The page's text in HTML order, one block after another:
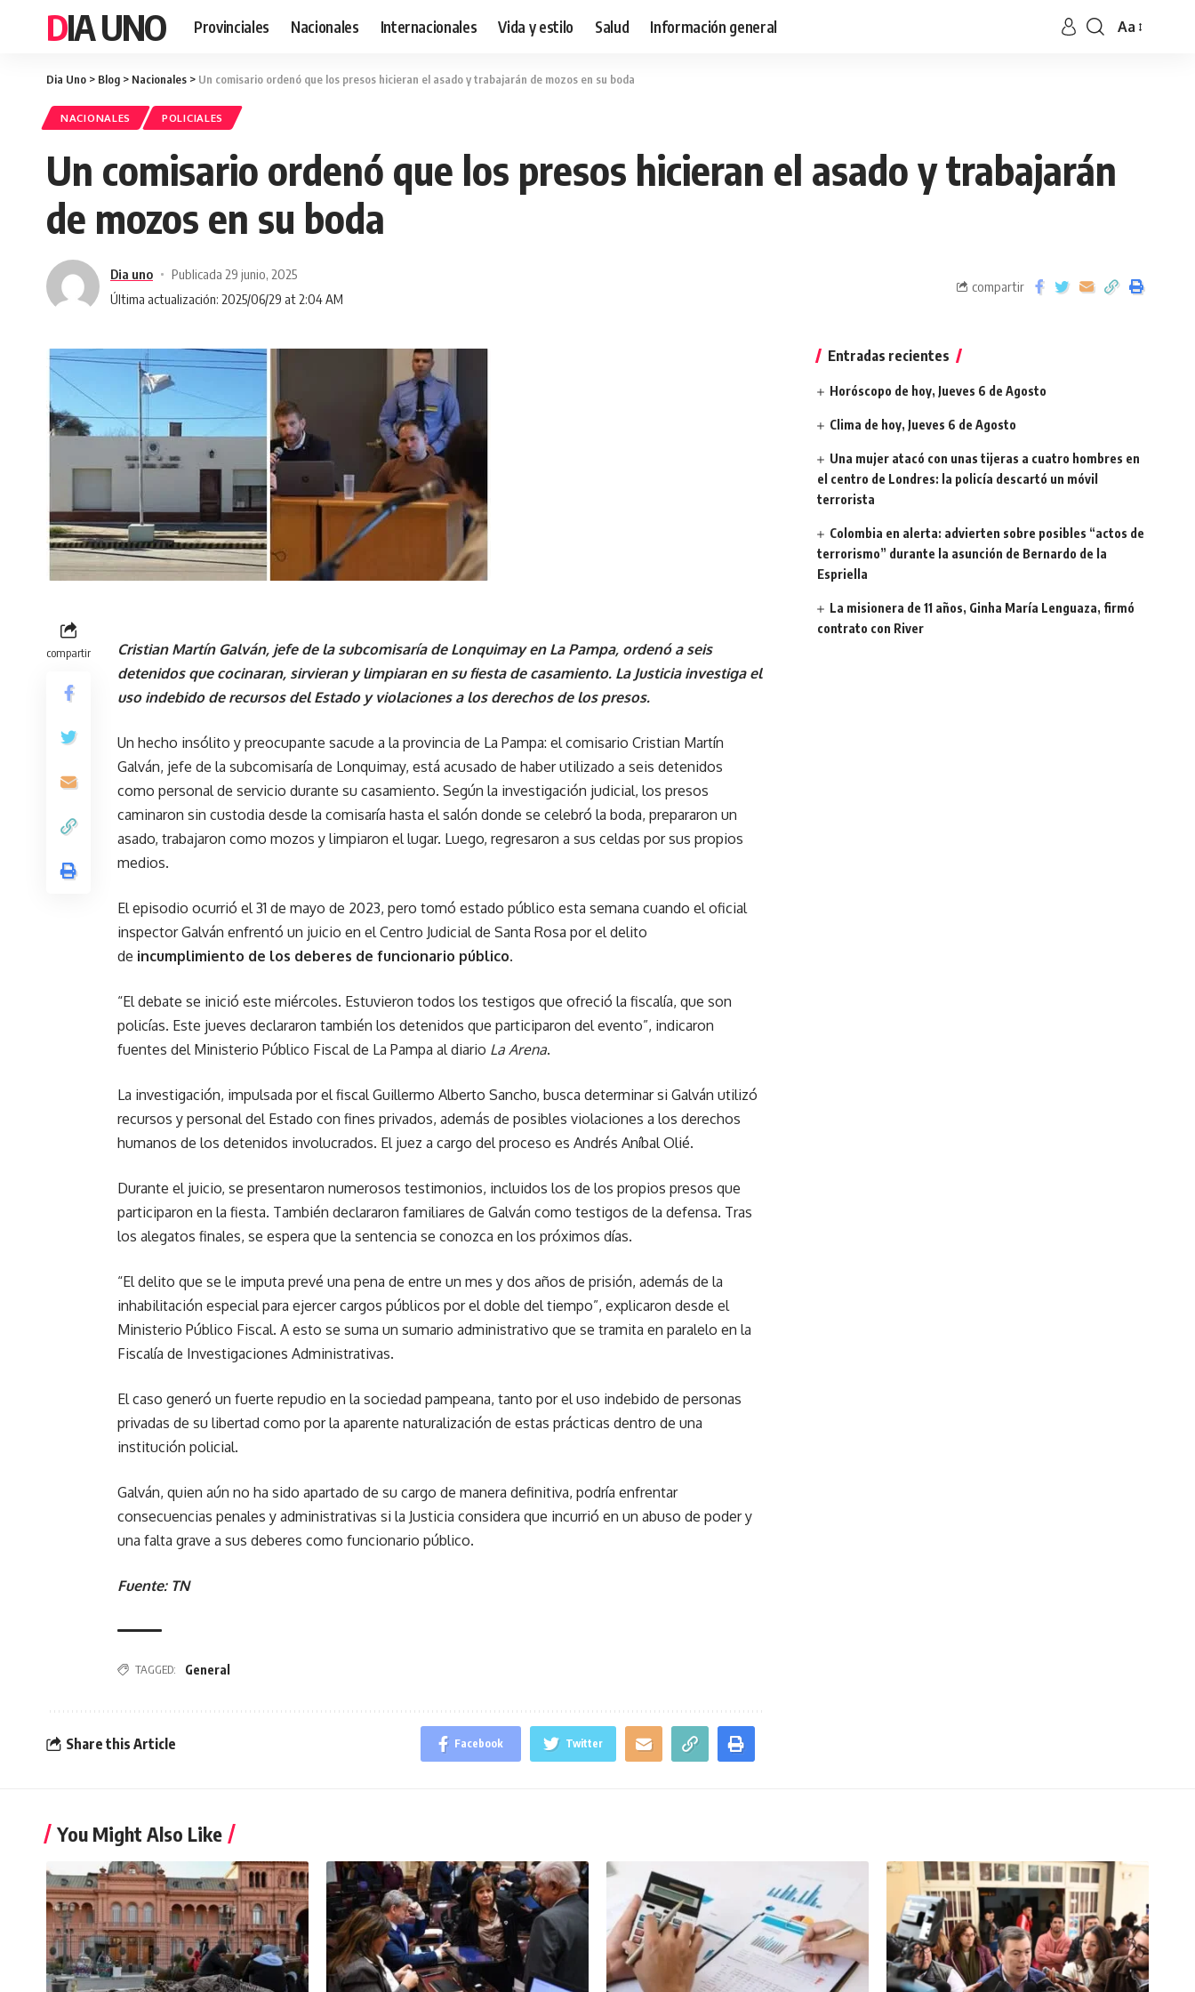
DIA UNO Provinciales Nacionales Internacionales Vida y estilo Salud Información general Aa
Dia Uno > Blog > Nacionales > Un comisario ordenó que los presos hicieran el asado y trabajarán de mozos en su boda
NACIONALES POLICIALES
Un comisario ordenó que los presos hicieran el asado y trabajarán
de mozos en su boda
Última actualización: 2025/06/29 at 2:04 AM
Dia uno Publicada 29 junio, 2025
compartir
compartir
Cristian Martín Galván, jefe de la subcomisaría de Lonquimay en La Pampa, ordenó a seis
detenidos que cocinaran, sirvieran y limpiaran en su fiesta de casamiento. La Justicia investiga el
uso indebido de recursos del Estado y violaciones a los derechos de los presos.
Un hecho insólito y preocupante sacude a la provincia de La Pampa: el comisario Cristian Martín
Galván, jefe de la subcomisaría de Lonquimay, está acusado de haber utilizado a seis detenidos
como personal de servicio durante su casamiento. Según la investigación judicial, los presos
caminaron sin custodia desde la comisaría hasta el salón donde se celebró la boda, prepararon un
asado, trabajaron como mozos y limpiaron el lugar. Luego, regresaron a sus celdas por sus propios
medios.
El episodio ocurrió el 31 de mayo de 2023, pero tomó estado público esta semana cuando el oficial
inspector Galván enfrentó un juicio en el Centro Judicial de Santa Rosa por el delito
de incumplimiento de los deberes de funcionario público.
“El debate se inició este miércoles. Estuvieron todos los testigos que ofreció la fiscalía, que son
policías. Este jueves declararon también los detenidos que participaron del evento”, indicaron
fuentes del Ministerio Público Fiscal de La Pampa al diario La Arena.
La investigación, impulsada por el fiscal Guillermo Alberto Sancho, busca determinar si Galván utilizó
recursos y personal del Estado con fines privados, además de posibles violaciones a los derechos
humanos de los detenidos involucrados. El juez a cargo del proceso es Andrés Aníbal Olié.
Durante el juicio, se presentaron numerosos testimonios, incluidos los de los propios presos que
participaron en la fiesta. También declararon familiares de Galván como testigos de la defensa. Tras
los alegatos finales, se espera que la sentencia se conozca en los próximos días.
“El delito que se le imputa prevé una pena de entre un mes y dos años de prisión, además de la
inhabilitación especial para ejercer cargos públicos por el doble del tiempo”, explicaron desde el
Ministerio Público Fiscal. A esto se suma un sumario administrativo que se tramita en paralelo en la
Fiscalía de Investigaciones Administrativas.
El caso generó un fuerte repudio en la sociedad pampeana, tanto por el uso indebido de personas
privadas de su libertad como por la aparente naturalización de estas prácticas dentro de una
institución policial.
Galván, quien aún no ha sido apartado de su cargo de manera definitiva, podría enfrentar
consecuencias penales y administrativas si la Justicia considera que incurrió en un abuso de poder y
una falta grave a sus deberes como funcionario público.
Fuente: TN
TAGGED: General
Share this Article Facebook Twitter
Entradas recientes
Horóscopo de hoy, Jueves 6 de Agosto
Clima de hoy, Jueves 6 de Agosto
Una mujer atacó con unas tijeras a cuatro hombres en
el centro de Londres: la policía descartó un móvil
terrorista
Colombia en alerta: advierten sobre posibles “actos de
terrorismo” durante la asunción de Bernardo de la
Espriella
La misionera de 11 años, Ginha María Lenguaza, firmó
contrato con River
You Might Also Like